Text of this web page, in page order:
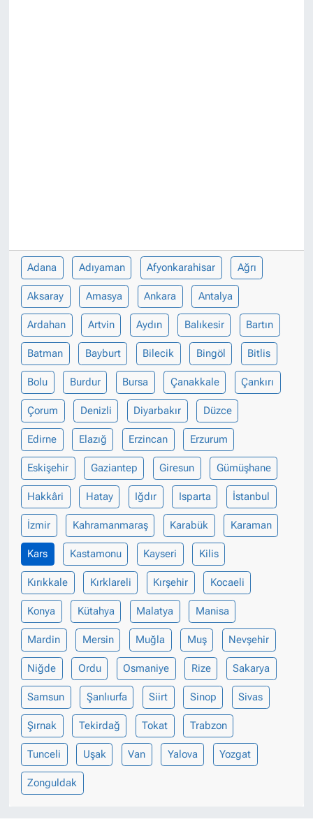
Adana Adıyaman Afyonkarahisar Ağrı
Aksaray Amasya Ankara Antalya
Ardahan Artvin Aydın Balıkesir Bartın
Batman Bayburt Bilecik Bingöl Bitlis
Bolu Burdur Bursa Çanakkale Çankırı
Çorum Denizli Diyarbakır Düzce
Edirne Elazığ Erzincan Erzurum
Eskişehir Gaziantep Giresun Gümüşhane
Hakkâri Hatay Iğdır Isparta İstanbul
İzmir Kahramanmaraş Karabük Karaman
Kars Kastamonu Kayseri Kilis
Kırıkkale Kırklareli Kırşehir Kocaeli
Konya Kütahya Malatya Manisa
Mardin Mersin Muğla Muş Nevşehir
Niğde Ordu Osmaniye Rize Sakarya
Samsun Şanlıurfa Siirt Sinop Sivas
Şırnak Tekirdağ Tokat Trabzon
Tunceli Uşak Van Yalova Yozgat
Zonguldak